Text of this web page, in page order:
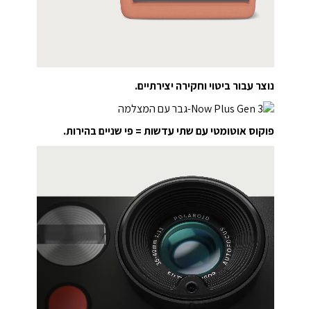
נוצר עבור ביטוי וחקירה יצירתיים.
פוקוס אוטומטי עם שתי עדשות = פי שניים בהירות.